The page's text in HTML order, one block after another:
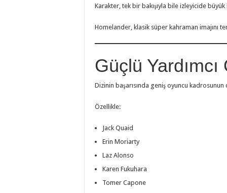
Karakter, tek bir bakışıyla bile izleyicide
Homelander, klasik süper kahraman imajını
Güçlü
Dizinin başarısında geniş oyuncu
Özellikle:
Jack Quaid
Erin Moriarty
Laz Alonso
Karen Fukuhara
Tomer Capone